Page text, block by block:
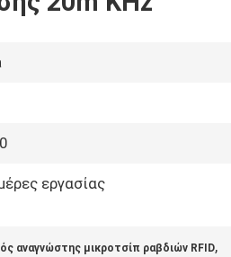
εργασίας
αναγνώστης μικροτσίπ ραβδιών RFID,